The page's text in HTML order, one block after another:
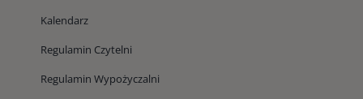
Kalendarz
Regulamin Czytelni
Regulamin Wypożyczalni